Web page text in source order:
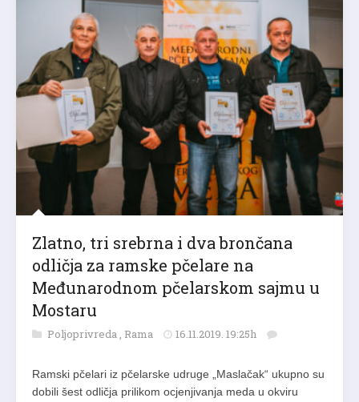
Zlatno, tri srebrna i dva brončana
odličja za ramske pčelare na
Međunarodnom pčelarskom sajmu u
Mostaru
Poljoprivreda , Rama 16.11.2019. 19:25h
Ramski pčelari iz pčelarske udruge „Maslačak“ ukupno su
dobili šest odličja prilikom ocjenjivanja meda u okviru